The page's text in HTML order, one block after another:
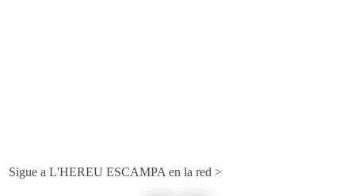
Sigue a L'HEREU ESCAMPA en la red >